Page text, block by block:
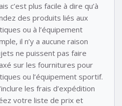
c’est plus facile à dire qu’à
des produits liés aux
ou à l’équipement
il n’y a aucune raison
ne puissent pas faire
sur les fournitures pour
ou l’équipement sportif.
les frais d’expédition
votre liste de prix et